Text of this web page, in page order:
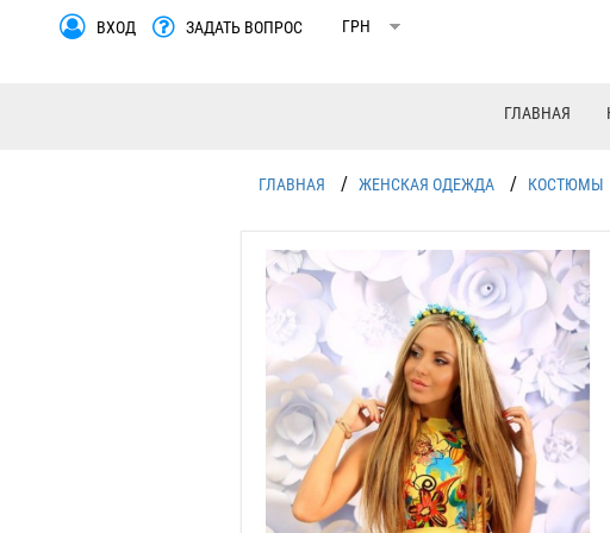
ВХОД ЗАДАТЬ ВОПРОС
ГЛАВНАЯ
ГЛАВНАЯ / ЖЕНСКАЯ ОДЕЖДА / КОСТЮМЫ